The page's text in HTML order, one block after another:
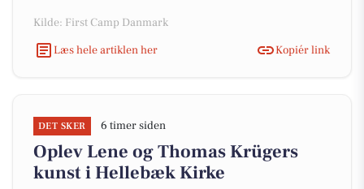
Kilde: First Camp Danmark
Læs hele artiklen her
Kopiér link
DET SKER 6 timer siden
Oplev Lene og Thomas Krügers
kunst i Hellebæk Kirke